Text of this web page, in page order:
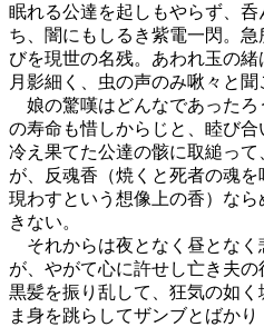
眠れる公達を起しもやらず、呑
ち、闇にもしるき紫電一閃。
びを現世の名残。あわれ玉の緒
月影細く、虫の声のみ啾々と聞
娘の驚嘆はどんなであったろ
の寿命も惜しからじと、睦び
冷え果てた公達の骸に取縋っ
が、反魂香（焼くと死者の魂
現わすという想像上の香）な
きない。
それからは夜となく昼となく
が、やがて心に許せし亡き夫
黒髪を振り乱して、狂気の如
ま身を跳らしてザンブとばかり